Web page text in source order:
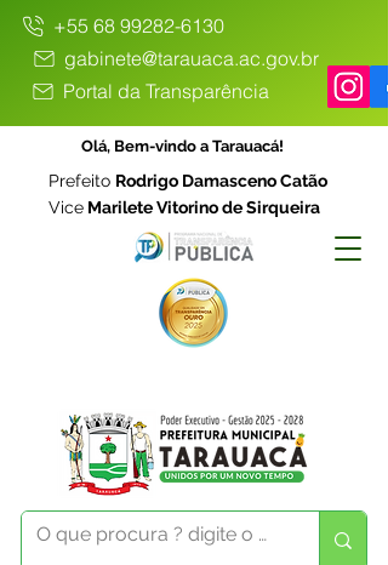
+55 68 99282-6130
gabinete@tarauaca.ac.gov.br
Portal da Transparência
Olá, Bem-vindo a Tarauacá!
Prefeito Rodrigo Damasceno Catão
Vice Marilete Vitorino de Sirqueira